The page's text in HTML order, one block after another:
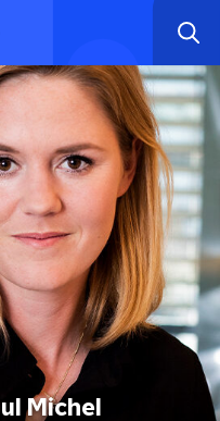
Michel